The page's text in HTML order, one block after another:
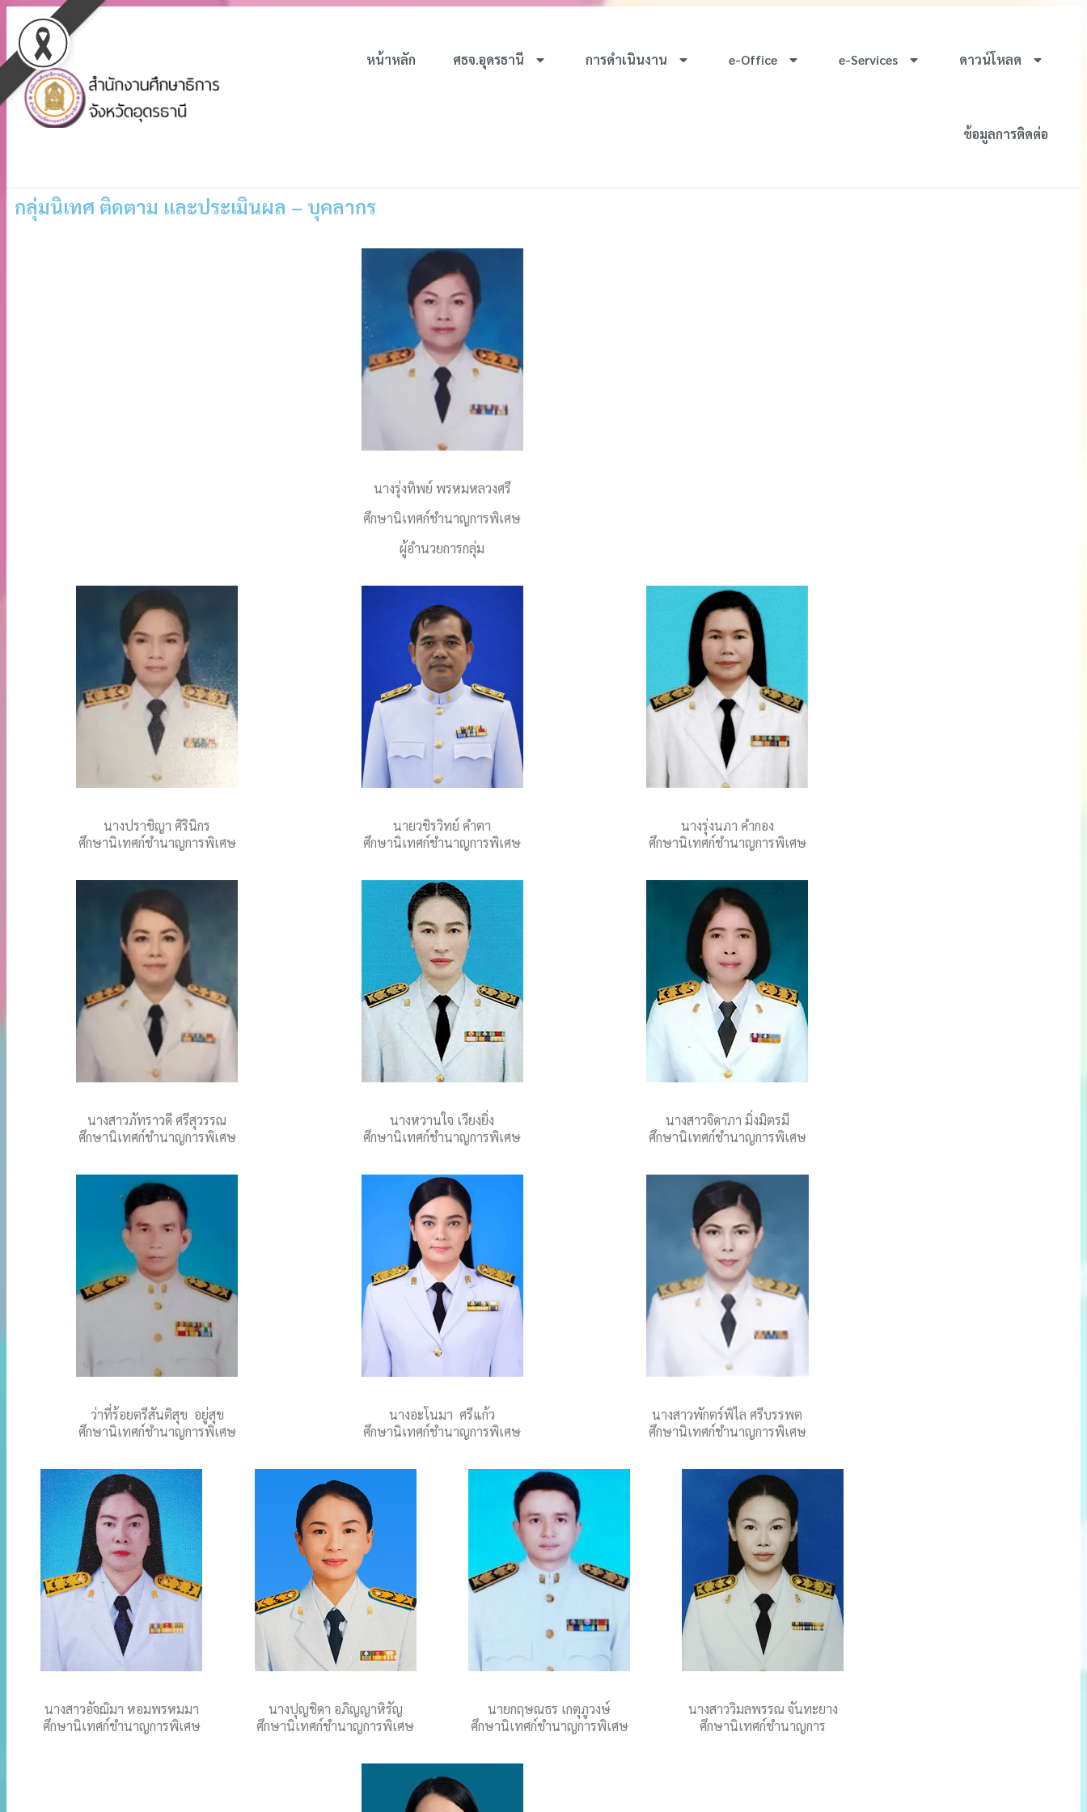
หน้าหลัก ศธจ.อุดรธานี การดำเนินงาน e-Office e-Services ดาวน์โหลด
ข้อมูลการติดต่อ
กลุ่มนิเทศ ติดตาม และประเมินผล – บุคลากร
นางรุ่งทิพย์ พรหมหลวงศรี
ศึกษานิเทศก์ชำนาญการพิเศษ
ผู้อำนวยการกลุ่ม
นางปราชิญา ศิรินิกร
ศึกษานิเทศก์ชำนาญการพิเศษ
นายวชิรวิทย์ คำตา
ศึกษานิเทศก์ชำนาญการพิเศษ
นางรุ่งนภา คำกอง
ศึกษานิเทศก์ชำนาญการพิเศษ
นางสาวภัทราวดี ศรีสุวรรณ
ศึกษานิเทศก์ชำนาญการพิเศษ
นางหวานใจ เวียงยิ่ง
ศึกษานิเทศก์ชำนาญการพิเศษ
นางสาวจิดาภา มิ่งมิตรมี
ศึกษานิเทศก์ชำนาญการพิเศษ
ว่าที่ร้อยตรีสันติสุข อยู่สุข
ศึกษานิเทศก์ชำนาญการพิเศษ
นางอะโนมา ศรีแก้ว
ศึกษานิเทศก์ชำนาญการพิเศษ
นางสาวพักตร์พิไล ศรีบรรพต
ศึกษานิเทศก์ชำนาญการพิเศษ
นางสาวอัจฌิมา หอมพรหมมา
ศึกษานิเทศก์ชำนาญการพิเศษ
นางปุญชิดา อภิญญาหิรัญ
ศึกษานิเทศก์ชำนาญการพิเศษ
นายกฤษณธร เกตุภูวงษ์
ศึกษานิเทศก์ชำนาญการพิเศษ
นางสาววิมลพรรณ จันทะยาง
ศึกษานิเทศก์ชำนาญการ